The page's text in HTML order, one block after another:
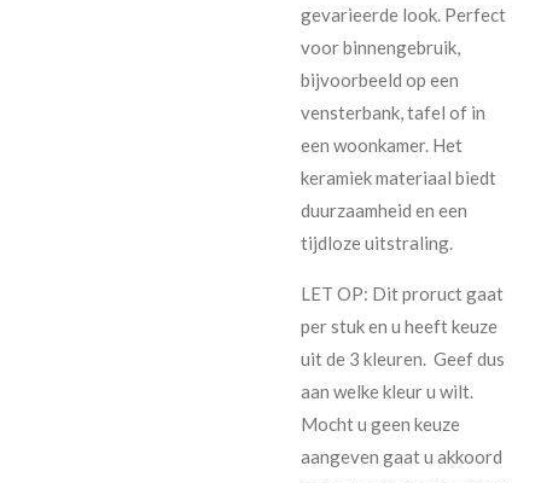
gevarieerde look. Perfect
voor binnengebruik,
bijvoorbeeld op een
vensterbank, tafel of in
een woonkamer. Het
keramiek materiaal biedt
duurzaamheid en een
tijdloze uitstraling.
LET OP: Dit proruct gaat
per stuk en u heeft keuze
uit de 3 kleuren. Geef dus
aan welke kleur u wilt.
Mocht u geen keuze
aangeven gaat u akkoord